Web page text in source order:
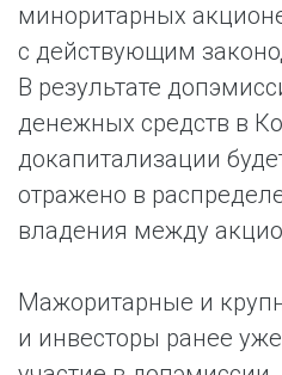
миноритарных
с действующим
В результате
денежных средств в
докапитализации
отражено в
владения между
Мажоритарные и
и инвесторы ранее